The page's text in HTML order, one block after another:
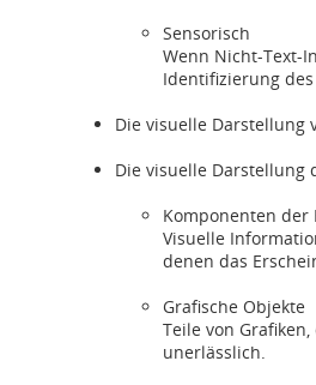
Sensorisch
Wenn Nicht-Text-
Identifizierung
Die visuelle Darstellung
Die visuelle Darstellung
Komponenten der
Visuelle
denen das
Grafische Objekte
Teile von
unerlässlich.